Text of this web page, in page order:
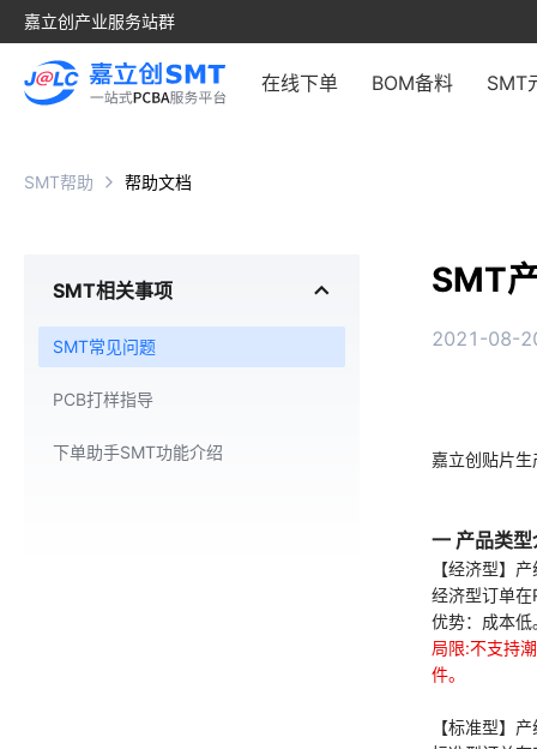
嘉立创产业服务站群
在线下单 BOM备料 SMT
SMT帮助 帮助文档
SMT相关事项
SMT常见问题
PCB打样指导
下单助手SMT功能介绍
SMT
2021-08-
嘉立创贴片
一 产品类型
【经济型】
经济型订单
优势：成本
局限:不支持
件。
【标准型】